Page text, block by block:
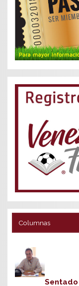
Columnas
Sentado